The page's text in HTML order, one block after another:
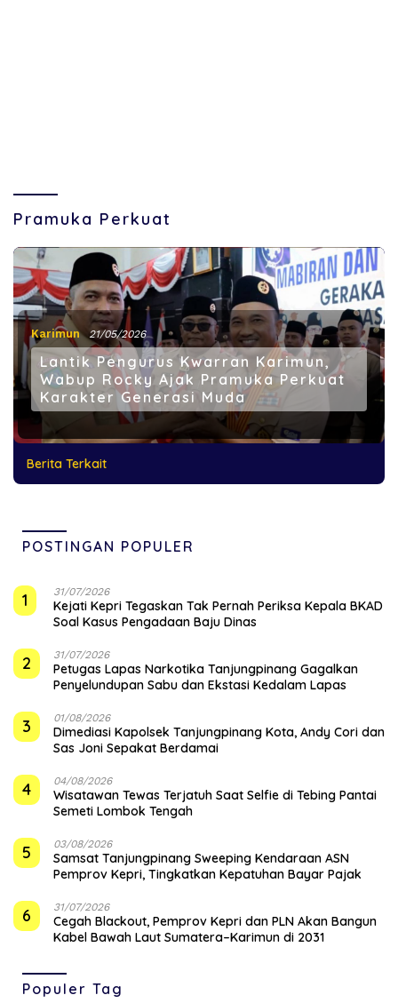
Pramuka Perkuat
Karimun 21/05/2026
Lantik Pengurus Kwarran Karimun,
Wabup Rocky Ajak Pramuka Perkuat
Karakter Generasi Muda
Berita Terkait
POSTINGAN POPULER
1 31/07/2026
Kejati Kepri Tegaskan Tak Pernah Periksa Kepala BKAD
Soal Kasus Pengadaan Baju Dinas
2 31/07/2026
Petugas Lapas Narkotika Tanjungpinang Gagalkan
Penyelundupan Sabu dan Ekstasi Kedalam Lapas
3 01/08/2026
Dimediasi Kapolsek Tanjungpinang Kota, Andy Cori dan
Sas Joni Sepakat Berdamai
4 04/08/2026
Wisatawan Tewas Terjatuh Saat Selfie di Tebing Pantai
Semeti Lombok Tengah
5 03/08/2026
Samsat Tanjungpinang Sweeping Kendaraan ASN
Pemprov Kepri, Tingkatkan Kepatuhan Bayar Pajak
6 31/07/2026
Cegah Blackout, Pemprov Kepri dan PLN Akan Bangun
Kabel Bawah Laut Sumatera–Karimun di 2031
Populer Tag